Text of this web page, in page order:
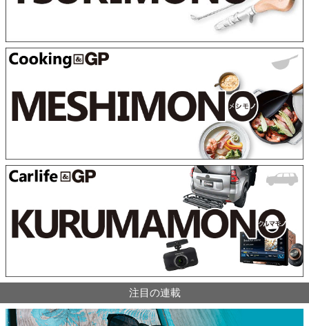
注目の連載